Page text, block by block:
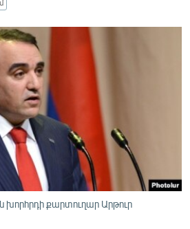
խորհրդի քարտուղար Արթուր